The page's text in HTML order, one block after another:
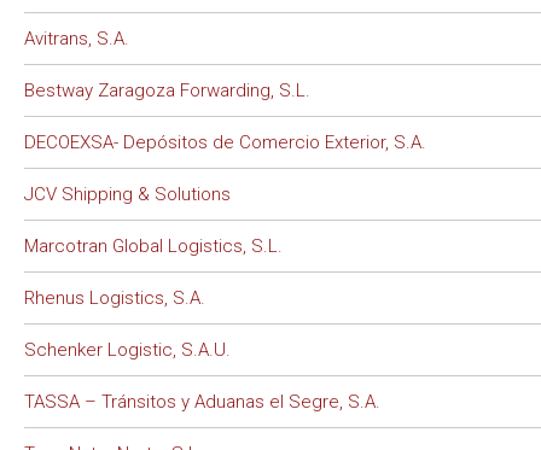
Avitrans, S.A.
Bestway Zaragoza Forwarding, S.L.
DECOEXSA- Depósitos de Comercio Exterior, S.A.
JCV Shipping & Solutions
Marcotran Global Logistics, S.L.
Rhenus Logistics, S.A.
Schenker Logistic, S.A.U.
TASSA – Tránsitos y Aduanas el Segre, S.A.